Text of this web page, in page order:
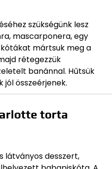
szükségünk lesz
mascarponera, egy
mártsuk meg a
rétegezzük
banánnal. Hűtsük
jól összeérjenek.
torta
látványos desszert,